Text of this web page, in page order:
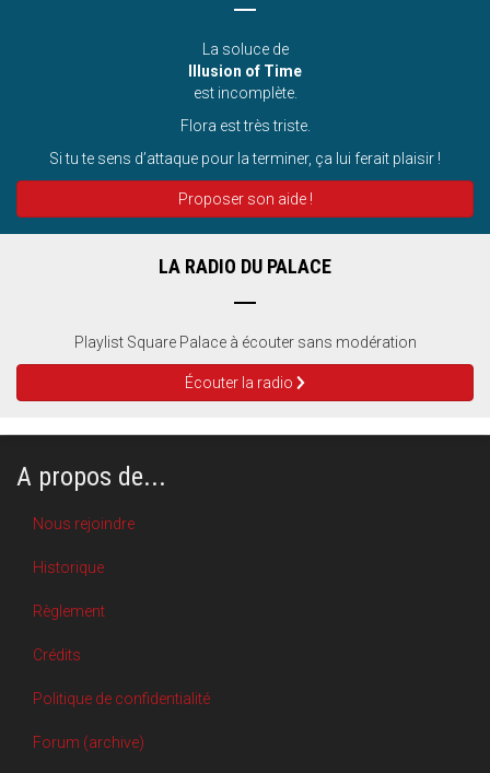
La soluce de
Illusion of Time
est incomplète.
Flora est très triste.
Si tu te sens d’attaque pour la terminer, ça lui ferait plaisir !
Proposer son aide !
LA RADIO DU PALACE
Playlist Square Palace à écouter sans modération
Écouter la radio
A propos de...
Nous rejoindre
Historique
Règlement
Crédits
Politique de confidentialité
Forum (archive)